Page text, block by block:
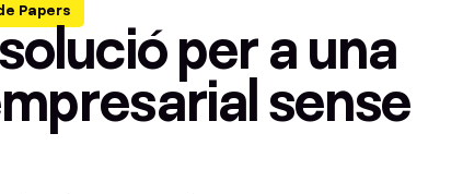
Papers
per a una
sense